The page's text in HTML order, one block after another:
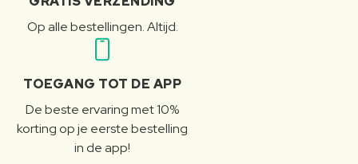
Op alle bestellingen. Altijd.
TOEGANG TOT DE APP
De beste ervaring met 10%
korting op je eerste bestelling
in de app!